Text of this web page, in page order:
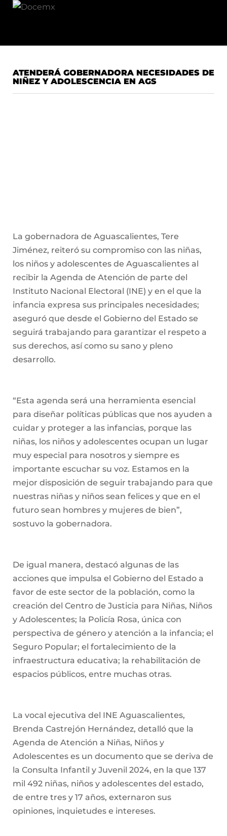
ATENDERÁ GOBERNADORA NECESIDADES DE
NIÑEZ Y ADOLESCENCIA EN AGS
La gobernadora de Aguascalientes, Tere
Jiménez, reiteró su compromiso con las niñas,
los niños y adolescentes de Aguascalientes al
recibir la Agenda de Atención de parte del
Instituto Nacional Electoral (INE) y en el que la
infancia expresa sus principales necesidades;
aseguró que desde el Gobierno del Estado se
seguirá trabajando para garantizar el respeto a
sus derechos, así como su sano y pleno
desarrollo.
“Esta agenda será una herramienta esencial
para diseñar políticas públicas que nos ayuden a
cuidar y proteger a las infancias, porque las
niñas, los niños y adolescentes ocupan un lugar
muy especial para nosotros y siempre es
importante escuchar su voz. Estamos en la
mejor disposición de seguir trabajando para que
nuestras niñas y niños sean felices y que en el
futuro sean hombres y mujeres de bien”,
sostuvo la gobernadora.
De igual manera, destacó algunas de las
acciones que impulsa el Gobierno del Estado a
favor de este sector de la población, como la
creación del Centro de Justicia para Niñas, Niños
y Adolescentes; la Policía Rosa, única con
perspectiva de género y atención a la infancia; el
Seguro Popular; el fortalecimiento de la
infraestructura educativa; la rehabilitación de
espacios públicos, entre muchas otras.
La vocal ejecutiva del INE Aguascalientes,
Brenda Castrejón Hernández, detalló que la
Agenda de Atención a Niñas, Niños y
Adolescentes es un documento que se deriva de
la Consulta Infantil y Juvenil 2024, en la que 137
mil 492 niñas, niños y adolescentes del estado,
de entre tres y 17 años, externaron sus
opiniones, inquietudes e intereses.